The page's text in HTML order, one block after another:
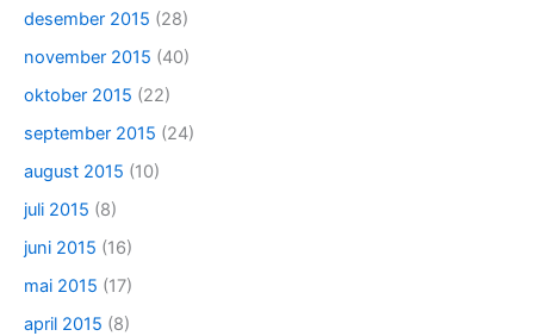
desember 2015 (28)
november 2015 (40)
oktober 2015 (22)
september 2015 (24)
august 2015 (10)
juli 2015 (8)
juni 2015 (16)
mai 2015 (17)
april 2015 (8)